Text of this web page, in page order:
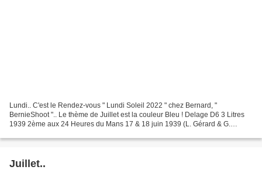
Lundi.. C'est le Rendez-vous " Lundi Soleil 2022 " chez Bernard, "
BernieShoot ".. Le thème de Juillet est la couleur Bleu ! Delage D6 3 Litres
1939 2ème aux 24 Heures du Mans 17 & 18 juin 1939 (L. Gérard & G.
Juillet..